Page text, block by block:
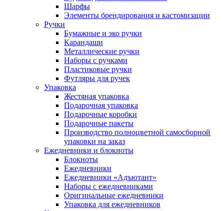
Шарфы
Элементы брендирования и кастомизации
Ручки
Бумажные и эко ручки
Карандаши
Металлические ручки
Наборы с ручками
Пластиковые ручки
Футляры для ручек
Упаковка
Жестяная упаковка
Подарочная упаковка
Подарочные коробки
Подарочные пакеты
Производство полноцветной самосборной
упаковки на заказ
Ежедневники и блокноты
Блокноты
Ежедневники
Ежедневники «Адъютант»
Наборы с ежедневниками
Оригинальные ежедневники
Упаковка для ежедневников